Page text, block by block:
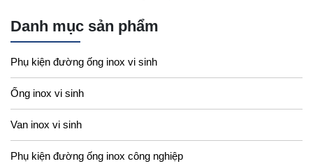
Danh mục sản phẩm
Phụ kiện đường ống inox vi sinh
Ống inox vi sinh
Van inox vi sinh
Phụ kiện đường ống inox công nghiệp